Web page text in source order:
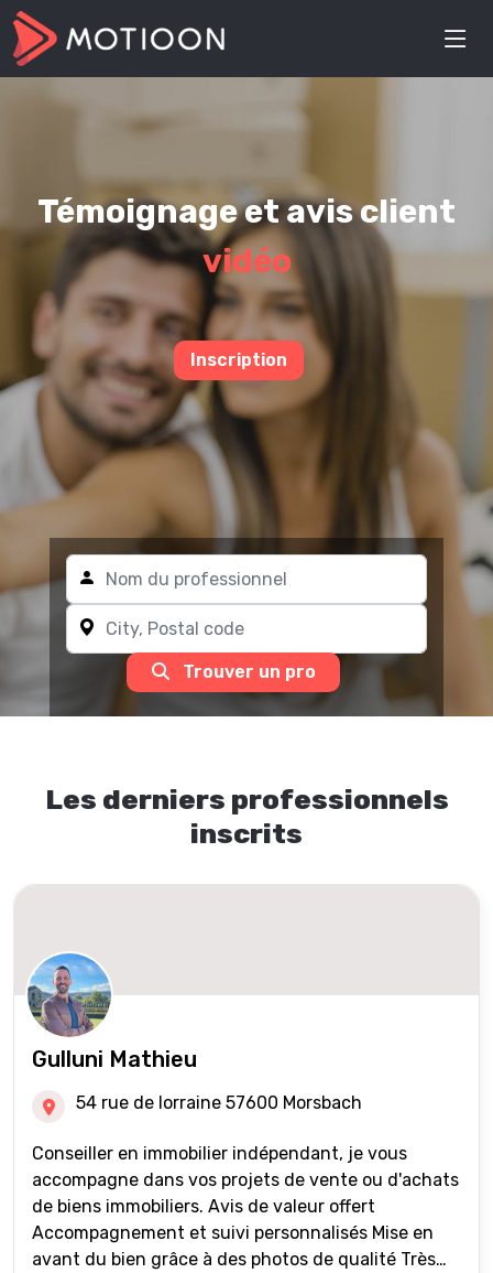
Témoignage et avis client
vidéo
Inscription
Trouver un pro
Les derniers professionnels
inscrits
Gulluni Mathieu
54 rue de lorraine 57600 Morsbach
Conseiller en immobilier indépendant, je vous
accompagne dans vos projets de vente ou d'achats
de biens immobiliers. Avis de valeur offert
Accompagnement et suivi personnalisés Mise en
avant du bien grâce à des photos de qualité Très